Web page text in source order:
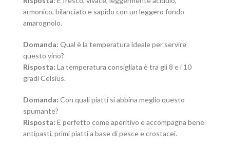
armonico, bilanciato e sapido con un leggero fondo
amarognolo.
Domanda: Qual è la temperatura ideale per servire
questo vino?
Risposta: La temperatura consigliata è tra gli 8 e i 10
gradi Celsius.
Domanda: Con quali piatti si abbina meglio questo
spumante?
Risposta: È perfetto come aperitivo e accompagna bene
antipasti, primi piatti a base di pesce e crostacei.